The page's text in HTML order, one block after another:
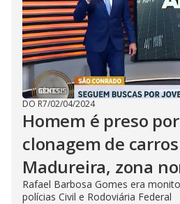
DO R7/02/04/2024
Homem é preso
clonagem de
Madureira, zona
Rafael Barbosa Gomes era
polícias Civil e Rodoviária Federal